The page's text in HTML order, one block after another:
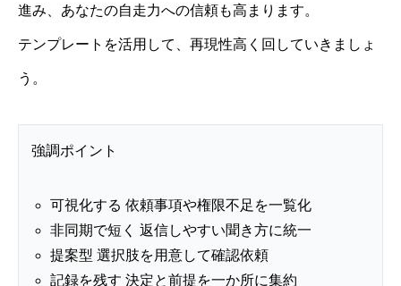
進み、あなたの自走力への信頼も高まります。
テンプレートを活用して、再現性高く回していきましょ
う。
強調ポイント
可視化する 依頼事項や権限不足を一覧化
非同期で短く 返信しやすい聞き方に統一
提案型 選択肢を用意して確認依頼
記録を残す 決定と前提を一か所に集約